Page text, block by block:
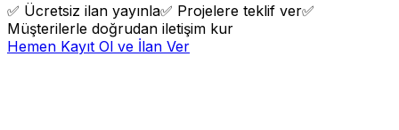
✅ Ücretsiz ilan yayınla✅ Projelere teklif ver✅
Müşterilerle doğrudan iletişim kur
Hemen Kayıt Ol ve İlan Ver